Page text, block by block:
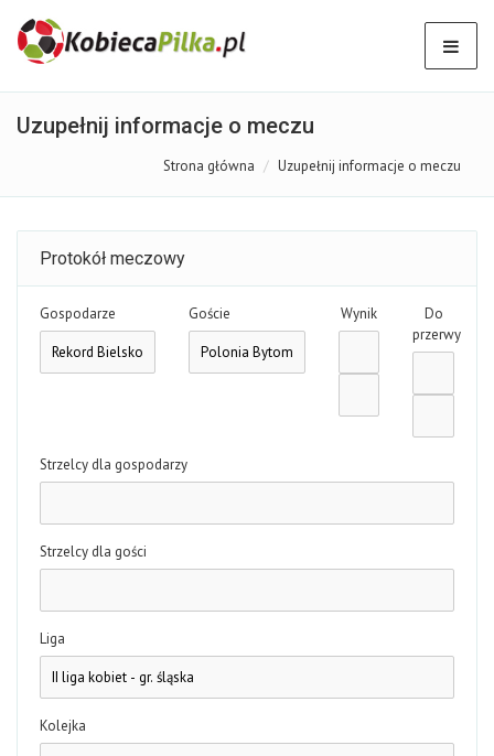
Uzupełnij informacje o meczu
Strona główna Uzupełnij informacje o meczu
Protokół meczowy
Gospodarze Goście Wynik
Do
przerwy
Strzelcy dla gospodarzy
Strzelcy dla gości
Liga
Kolejka